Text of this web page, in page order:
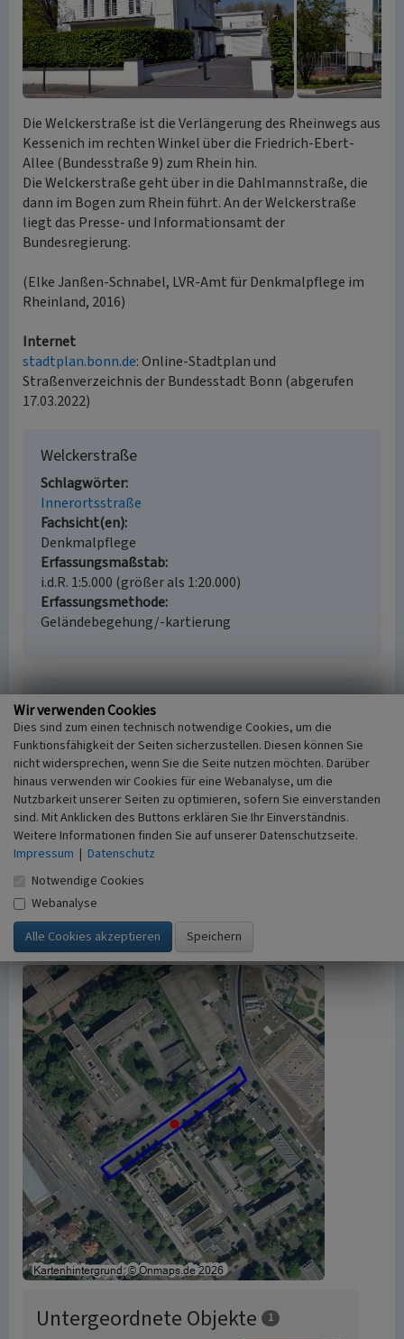
Die Welckerstraße ist die Verlängerung des Rheinwegs aus
Kessenich im rechten Winkel über die Friedrich-Ebert-
Allee (Bundesstraße 9) zum Rhein hin.
Die Welckerstraße geht über in die Dahlmannstraße, die
dann im Bogen zum Rhein führt. An der Welckerstraße
liegt das Presse- und Informationsamt der
Bundesregierung.
(Elke Janßen-Schnabel, LVR-Amt für Denkmalpflege im
Rheinland, 2016)
Internet
stadtplan.bonn.de: Online-Stadtplan und
Straßenverzeichnis der Bundesstadt Bonn (abgerufen
17.03.2022)
Welckerstraße
Schlagwörter
Innerortsstraße
Fachsicht(en)
Denkmalpflege
Erfassungsmaßstab
i.d.R. 1:5.000 (größer als 1:20.000)
Erfassungsmethode
Geländebegehung/-kartierung
Empfohlene Zitierweise
Urheberrechtlicher Hinweis
Der hier präsentierte Inhalt ist urheberrechtlich
geschützt. Die angezeigten Medien unterliegen
möglicherweise zusätzlichen urheberrechtlichen
Bedingungen, die an diesen ausgewiesen sind.
Empfohlene Zitierweise
„Welckerstraße”. In: KuLaDig,
https://www.kuladig.de/Objektansicht/O-125252-
20150520-2
Untergeordnete Objekte 1
Wir verwenden Cookies
Dies sind zum einen technisch notwendige Cookies, um die
Funktionsfähigkeit der Seiten sicherzustellen. Diesen können Sie
nicht widersprechen, wenn Sie die Seite nutzen möchten. Darüber
hinaus verwenden wir Cookies für eine Webanalyse, um die
Nutzbarkeit unserer Seiten zu optimieren, sofern Sie einverstanden
sind. Mit Anklicken des Buttons erklären Sie Ihr Einverständnis.
Weitere Informationen finden Sie auf unserer Datenschutzseite.
Impressum | Datenschutz
Notwendige Cookies
Webanalyse